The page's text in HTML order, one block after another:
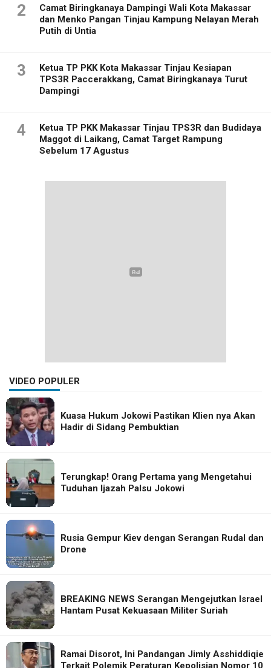
2
Camat Biringkanaya Dampingi Wali Kota Makassar
dan Menko Pangan Tinjau Kampung Nelayan Merah
Putih di Untia
3
Ketua TP PKK Kota Makassar Tinjau Kesiapan
TPS3R Paccerakkang, Camat Biringkanaya Turut
Dampingi
4
Ketua TP PKK Makassar Tinjau TPS3R dan Budidaya
Maggot di Laikang, Camat Target Rampung
Sebelum 17 Agustus
VIDEO POPULER
Kuasa Hukum Jokowi Pastikan Klien nya Akan
Hadir di Sidang Pembuktian
Terungkap! Orang Pertama yang Mengetahui
Tuduhan Ijazah Palsu Jokowi
Rusia Gempur Kiev dengan Serangan Rudal dan
Drone
BREAKING NEWS Serangan Mengejutkan Israel
Hantam Pusat Kekuasaan Militer Suriah
Ramai Disorot, Ini Pandangan Jimly Asshiddiqie
Terkait Polemik Peraturan Kepolisian Nomor 10